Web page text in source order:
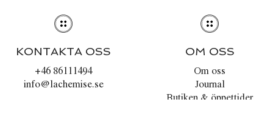
KONTAKTA OSS
+46 86111494
info@lachemise.se
OM OSS
Om oss
Journal
Butiken & öppettider